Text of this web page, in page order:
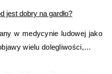
jest dobry na gardło?
w medycynie ludowej jako
wielu dolegliwości,…